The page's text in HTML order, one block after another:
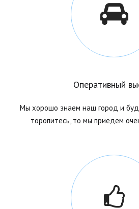
Оперативный
Мы хорошо знаем наш город и
торопитесь, то мы приедем